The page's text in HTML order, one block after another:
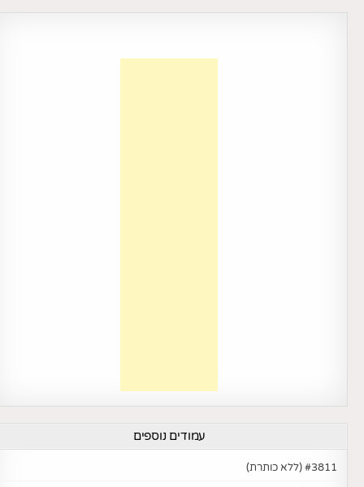
עמודים נוספים
#3811 (ללא כותרת)